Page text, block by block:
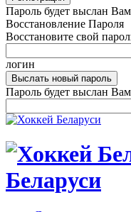
Пароль будет выслан
Восстановление Пароля
Восстановите свой
логин
Пароль будет выслан
Беларуси